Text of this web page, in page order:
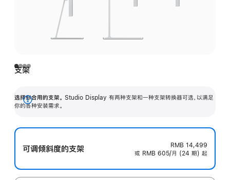
支架
选择你合用的支架。 Studio Display 有两种支架和一种支架转换器可选，以满足
你的各种安装需求。
展
可调倾斜度的支架
RMB 14,499
或 RMB 605/月 (24 期) 起